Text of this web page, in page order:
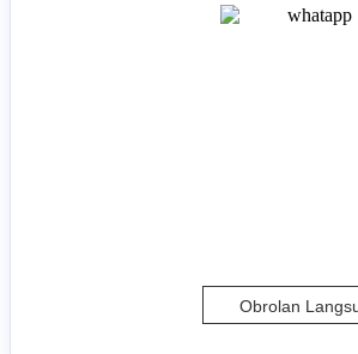
Obrolan